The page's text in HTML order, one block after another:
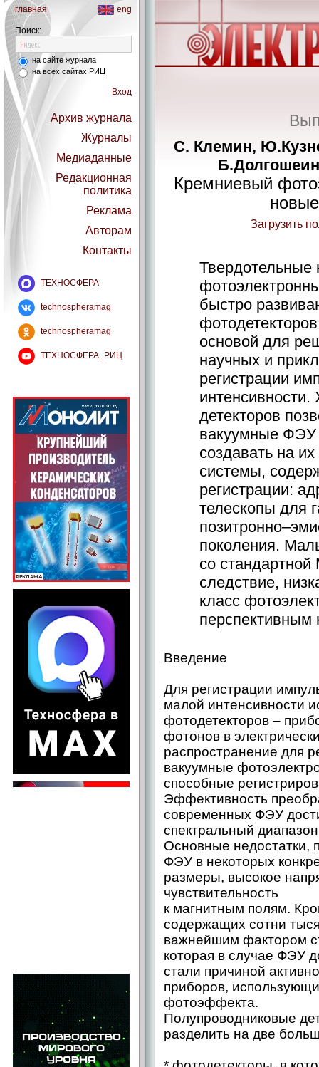
главная eng
Поиск:
на сайте журнала
на всех сайтах РИЦ
Вход
Архив журнала
Журналы
Медиаданные
Редакционная
политика
Реклама
Авторам
Контакты
ТЕХНОСФЕРА
technospheramag
technospheramag
ТЕХНОСФЕРА_РИЦ
С. Клемин,
Кремниевый
Загрузить
Твердотельные
быстро
основой для
научных и
регистрации
детекторов
вакуумные ФЭУ
создавать на
системы,
регистрации:
телескопы для
поколения.
со
следствие,
класс
перспективным
Введение
Для регистрации
малой интенсивности
фотодетекторов –
фотонов в
распространение для
вакуумные
способные
Эффективность
современных ФЭУ
спектральный
Основные недостатки,
ФЭУ в некоторых
размеры, высокое
чувствительность
к магнитным полям.
содержащих сотни
важнейшим фактором
которая в случае ФЭУ
стали причиной
приборов,
фотоэффекта.
Полупроводниковые
разделить на две